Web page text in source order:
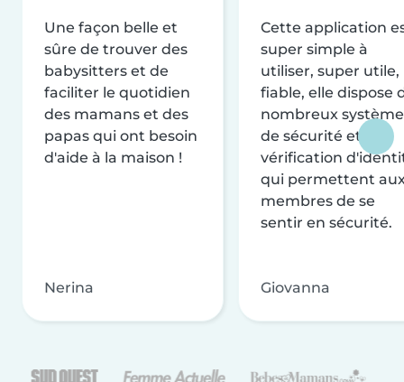
Une façon belle et
sûre de trouver des
babysitters et de
faciliter le quotidien
des mamans et des
papas qui ont besoin
d'aide à la maison !
Nerina
Cette application
super simple à
utiliser, super utile,
fiable, elle dispose
nombreux
de sécurité et de
vérification
qui permettent
membres de se
sentir en sécurité.
Giovanna